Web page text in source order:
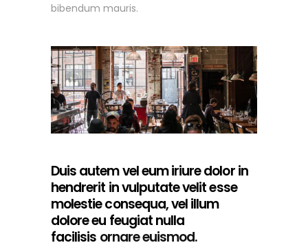
bibendum mauris.
Duis autem vel eum iriure dolor in
hendrerit in vulputate velit esse
molestie consequa, vel illum
dolore eu feugiat nulla
facilisis ornare euismod.